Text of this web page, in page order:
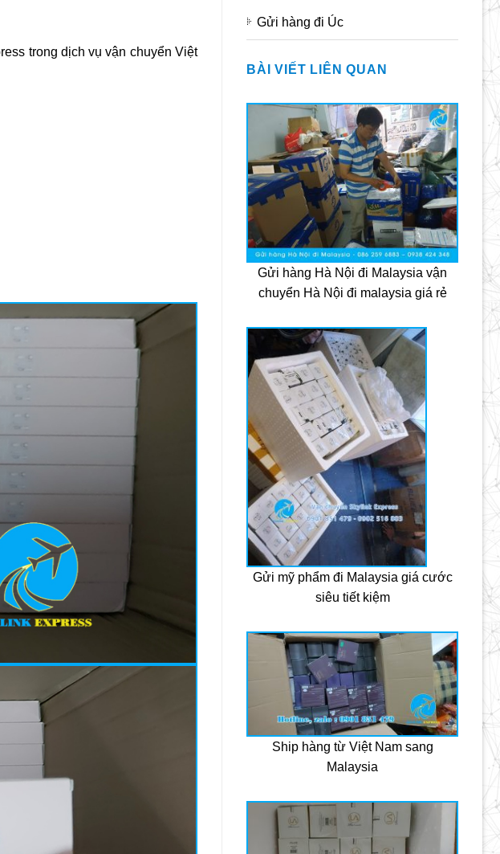
trong dịch vụ vận chuyển Việt
Gửi hàng đi Úc
BÀI VIẾT LIÊN QUAN
Gửi hàng Hà Nội đi Malaysia vận
chuyển Hà Nội đi malaysia giá rẻ
Gửi mỹ phẩm đi Malaysia giá cước
siêu tiết kiệm
Ship hàng từ Việt Nam sang
Malaysia